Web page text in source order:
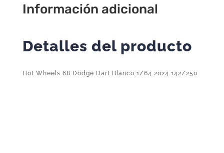
cantidad
Información adicional
Detalles del producto
Hot Wheels 68 Dodge Dart Blanco 1/64 2024 142/250